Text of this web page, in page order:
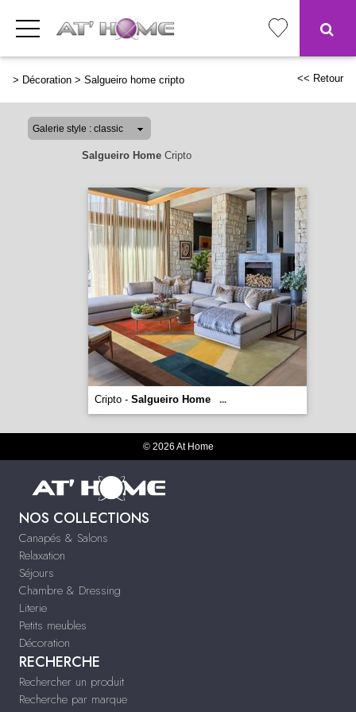
> Décoration > Salgueiro home cripto << Retour
Salgueiro HomeCripto
Cripto - Salgueiro Home ...
© 2026 At Home
NOS COLLECTIONS
Canapés & Salons
Relaxation
Séjours
Chambre & Dressing
Literie
Petits meubles
Décoration
RECHERCHE
Rechercher un produit
Recherche par marque